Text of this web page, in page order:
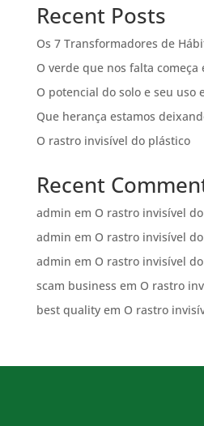
Recent Posts
Os 7 Transformadores de
O verde que nos falta começa
O potencial do solo e seu uso
Que herança estamos
O rastro invisível do plástico
Recent
admin em O rastro invisível
admin em O rastro invisível
admin em O rastro invisível
scam business em O rastro
best qualityem O rastro